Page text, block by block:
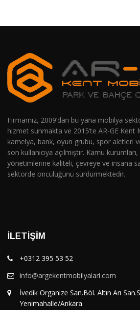
Firmamız, 2009’dan bu yana mobilya
hizmet sunmakta ve 2015’te AR-GE Kent
kamelya, bank, oyun grubu, spor aletleri
son kullanıcıya açılmıştır. Kamu
yönetimlerine kaliteli, çevreye ve insana
sektörde öncülüğünü sürdürmektedir.
İLETIŞIM
+0312 395 53 52
info@argekentmobilyalari.com
İvedik Organize San.Böl. Altın Arı
Yenimahalle/Ankara